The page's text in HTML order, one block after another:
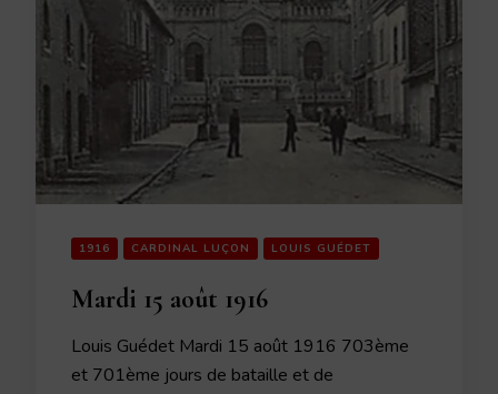
1916 CARDINAL LUÇON LOUIS GUÉDET
Mardi 15 août 1916
Louis Guédet Mardi 15 août 1916 703ème
et 701ème jours de bataille et de